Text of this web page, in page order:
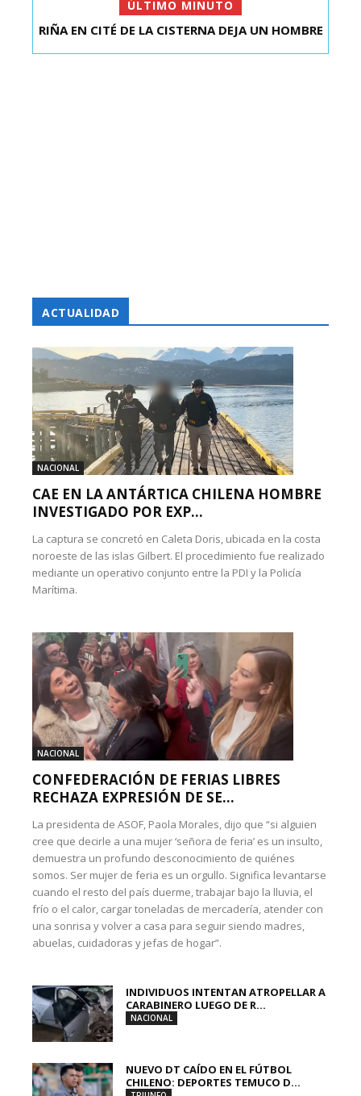
ÚLTIMO MINUTO
IPC DE JULIO SUBIÓ 0,1% EN JULIO: BAJA EN
RIÑA EN CITÉ DE LA CISTERNA DEJA UN HOMBRE
ACTUALIDAD
NACIONAL
CAE EN LA ANTÁRTICA CHILENA HOMBRE
INVESTIGADO POR EXP...
La captura se concretó en Caleta Doris, ubicada en la costa
noroeste de las islas Gilbert. El procedimiento fue realizado
mediante un operativo conjunto entre la PDI y la Policía
Marítima.
NACIONAL
CONFEDERACIÓN DE FERIAS LIBRES
RECHAZA EXPRESIÓN DE SE...
La presidenta de ASOF, Paola Morales, dijo que “si alguien
cree que decirle a una mujer ‘señora de feria’ es un insulto,
demuestra un profundo desconocimiento de quiénes
somos. Ser mujer de feria es un orgullo. Significa levantarse
cuando el resto del país duerme, trabajar bajo la lluvia, el
frío o el calor, cargar toneladas de mercadería, atender con
una sonrisa y volver a casa para seguir siendo madres,
abuelas, cuidadoras y jefas de hogar”.
INDIVIDUOS INTENTAN ATROPELLAR A
CARABINERO LUEGO DE R...
NACIONAL
NUEVO DT CAÍDO EN EL FÚTBOL
CHILENO: DEPORTES TEMUCO D...